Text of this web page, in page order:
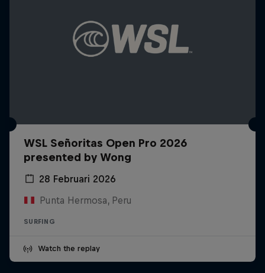
WSL Señoritas Open Pro 2026
presented by Wong
28 Februari 2026
Punta Hermosa, Peru
SURFING
Watch the replay